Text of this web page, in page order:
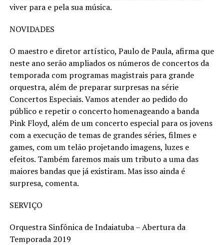
viver para e pela sua música.
NOVIDADES
O maestro e diretor artístico, Paulo de Paula, afirma que
neste ano serão ampliados os números de concertos da
temporada com programas magistrais para grande
orquestra, além de preparar surpresas na série
Concertos Especiais. Vamos atender ao pedido do
público e repetir o concerto homenageando a banda
Pink Floyd, além de um concerto especial para os jovens
com a execução de temas de grandes séries, filmes e
games, com um telão projetando imagens, luzes e
efeitos. Também faremos mais um tributo a uma das
maiores bandas que já existiram. Mas isso ainda é
surpresa, comenta.
SERVIÇO
Orquestra Sinfônica de Indaiatuba – Abertura da
Temporada 2019